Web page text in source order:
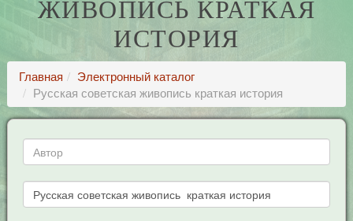
ЖИВОПИСЬ КРАТКАЯ
ИСТОРИЯ
Главная
Электронный каталог
Русская советская живопись краткая история